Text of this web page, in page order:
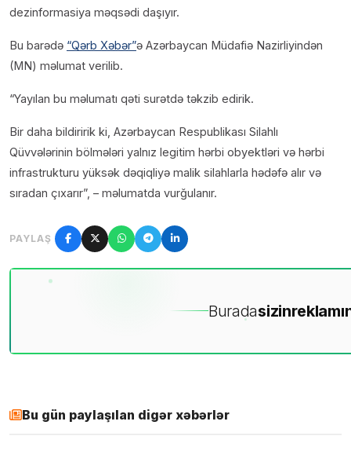
dezinformasiya məqsədi daşıyır.
Bu barədə “Qərb Xəbər”ə Azərbaycan Müdafiə Nazirliyindən
(MN) məlumat verilib.
“Yayılan bu məlumatı qəti surətdə təkzib edirik.
Bir daha bildiririk ki, Azərbaycan Respublikası Silahlı
Qüvvələrinin bölmələri yalnız legitim hərbi obyektləri və hərbi
infrastrukturu yüksək dəqiqliyə malik silahlarla hədəfə alır və
sıradan çıxarır”, – məlumatda vurğulanır.
PAYLAŞ
Buradasizin
Bu gün paylaşılan digər xəbərlər